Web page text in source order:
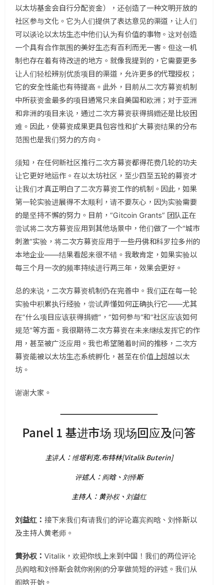
以太坊基金会自行分配资金），还创造了一种文明开放的
社区参与文化。它为人们提供了表达意见的渠道，让人们
可以谈论以太坊生态中他们认为有价值的事物。这对创造
一个具有合作氛围的美好生态有百利而无一害。但这一机
制也存在着有待改进的地方。就像我提到的，它需要更多
让人们轻松辨别优质项目的渠道，允许更多的代理授权；
它的安全性能也有待提高。此外，目前从二次方募资机制
中所获资金最多的项目通常只来自美国和欧洲；对于亚洲
和非洲的项目来说，通过二次方募资获得捐赠还是比较困
难。因此，使募资成果更具包容性和扩大募资结果的分布
范围也是我们努力的方向。
须知，在任何新社区推行二次方募资都得花费几轮的功夫
让它更好地运作。在以太坊社区，至少四至五轮的募资才
让我们才真正明白了二次方募资工作的机制。因此，如果
第一轮实验进展得不太顺利，请不要灰心，因为实验需要
的是坚持不懈的努力。目前，“Gitcoin Grants” 团队正在
尝试将二次方募资应用到其他场景中，他们做了一个“城市
刺激”实验，将二次方募资应用于一些丹佛和科罗拉多州的
本地企业——结果看起来很不错。我敢肯定，如果实验以
每三个月一次的频率持续进行两三年，效果会更好。
总的来说，二次方募资机制仍在完善中。我们正在每一轮
实验中积累执行经验，尝试弄懂如何正确执行它——尤其
在“什么项目应该获得捐赠”，“如何参与”和“社区应该如何
规范”等方面。我很期待二次方募资在未来继续发挥它的作
用，甚至被广泛应用。我也希望随着时间的推移，二次方
募资能被以太坊生态系统孵化，甚至在价值上超越以太
坊。
谢谢大家。
Panel 1 基进市场 现场回应及问答
主讲人：维塔利克.布特林[Vitalik Buterin]
评述人：阎晗、刘怿斯
主持人：黄孙权、刘益红
刘益红： 接下来我们有请我们的评论嘉宾阎晗、刘怿斯以
及主持人黄老师。
黄孙权：Vitalik，欢迎你线上来到中国！我们的两位评论
员阎晗和刘怿斯会就你刚刚的分享做简短的评述。我们从
阎晗开始。